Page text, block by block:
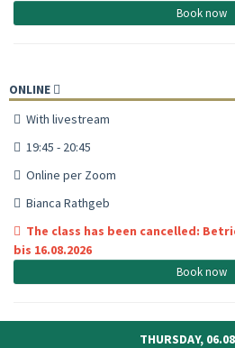
Book now
ONLINE
With livestream
19:45 - 20:45
Online per Zoom
Bianca Rathgeb
The class has been cancelled:
bis 16.08.2026
Book now
THURSDAY,